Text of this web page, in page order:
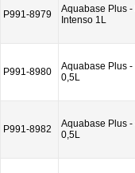
P991-8979
Aquabase Plus
Intenso 1L
P991-8980
Aquabase Plus
0,5L
P991-8982
Aquabase Plus
0,5L